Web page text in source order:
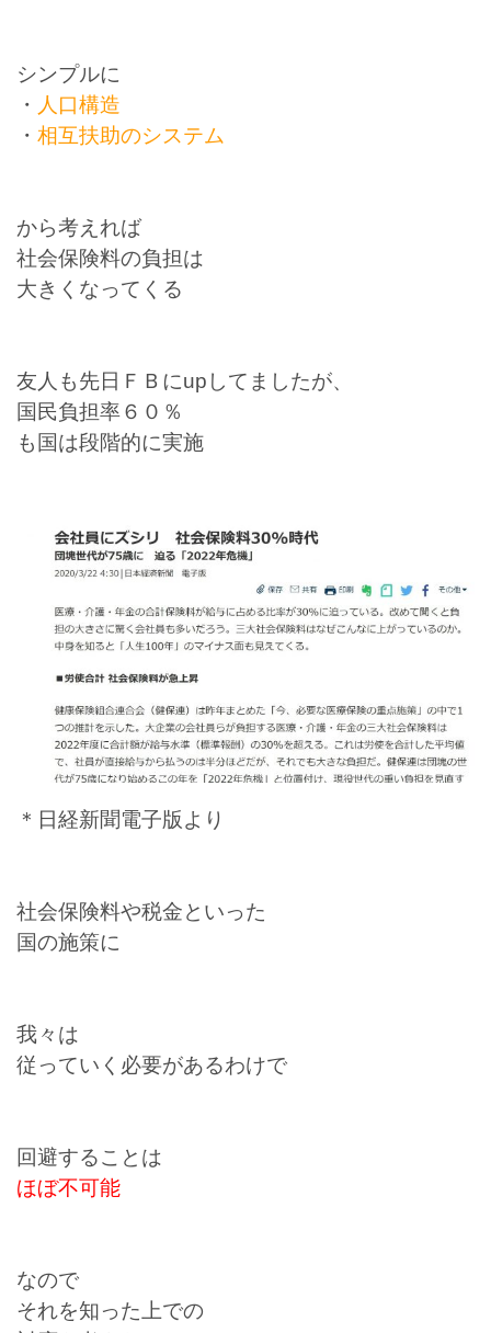
シンプルに
・ 人口構造
・ 相互扶助のシステム
から考えれば
社会保険料の負担は
大きくなってくる
友人も先日ＦＢにupしてましたが、
国民負担率６０％
も国は段階的に実施
＊日経新聞電子版より
社会保険料や税金といった
国の施策に
我々は
従っていく必要があるわけで
回避することは
ほぼ不可能
なので
それを知った上での